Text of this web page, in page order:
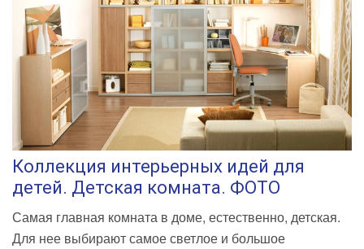
Коллекция интерьерных идей для
детей. Детская комната. ФОТО
Самая главная комната в доме, естественно, детская.
Для нее выбирают самое светлое и большое